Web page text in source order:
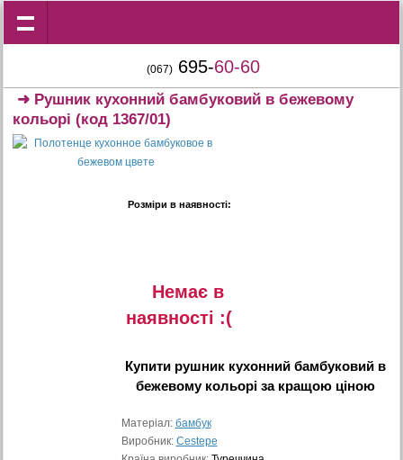
(067) 695-60-60
➜ Рушник кухонний бамбуковий в бежевому
кольорі (код 1367/01)
Розміри в наявності:
Немає в
наявностi :(
Купити рушник кухонний бамбуковий в
бежевому кольоріза кращою ціною
Матеріал: бамбук
Виробник: Cestepe